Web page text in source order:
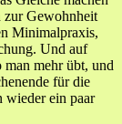
zur Gewohnheit
Minimalpraxis,
Und auf
man mehr übt, und
für die
wieder ein paar